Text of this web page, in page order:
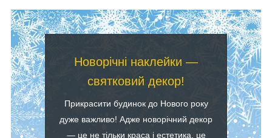
Новорічні наклейки —
святковий декор!
Прикрасити будинок до Нового року
дуже важливо! Адже новорічний декор
— це не тільки краса і естетика, це